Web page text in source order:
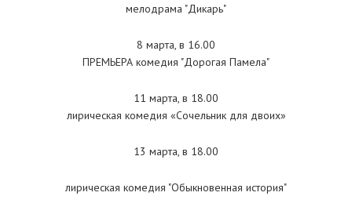
мелодрама "Дикарь"
8 марта, в 16.00
ПРЕМЬЕРА комедия "Дорогая Памела"
11 марта, в 18.00
лирическая комедия «Сочельник для двоих»
13 марта, в 18.00
лирическая комедия "Обыкновенная история"